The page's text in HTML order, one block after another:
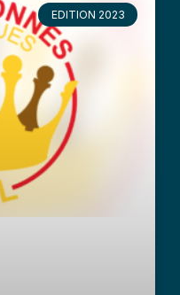
EDITION 2023